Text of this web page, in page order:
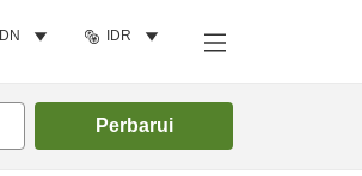
IDN IDR
Perbarui
Cari kamar